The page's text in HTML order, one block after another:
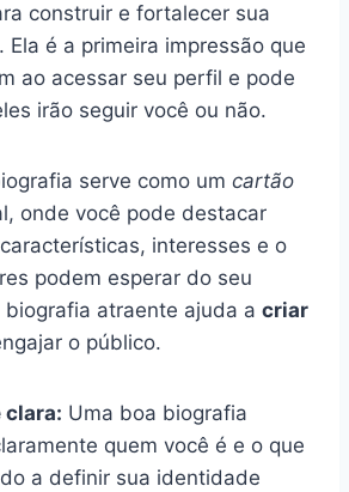
construir e fortalecer sua
. Ela é a primeira impressão que
ao acessar seu perfil e pode
irão seguir você ou não.
serve como um cartão
onde você pode destacar
interesses e o
podem esperar do seu
atraente ajuda a criar
o público.
clara: Uma boa biografia
quem você é e o que
a definir sua identidade